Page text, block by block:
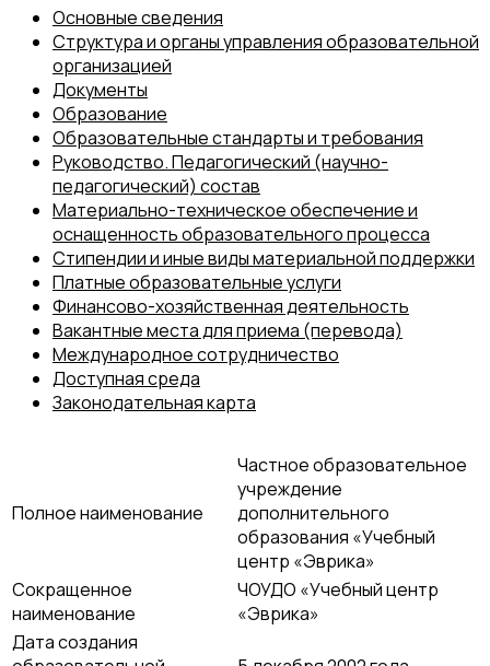
Основные сведения
Структура и органы управления образовательной
организацией
Документы
Образование
Образовательные стандарты и требования
Руководство. Педагогический (научно-
педагогический) состав
Материально-техническое обеспечение и
оснащенность образовательного процесса
Стипендии и иные виды материальной поддержки
Платные образовательные услуги
Финансово-хозяйственная деятельность
Вакантные места для приема (перевода)
Международное сотрудничество
Доступная среда
Законодательная карта
Полное наименование
Частное образовательное
учреждение
дополнительного
образования «Учебный
центр «Эврика»
Сокращенное
наименование
ЧОУДО «Учебный центр
«Эврика»
Дата создания